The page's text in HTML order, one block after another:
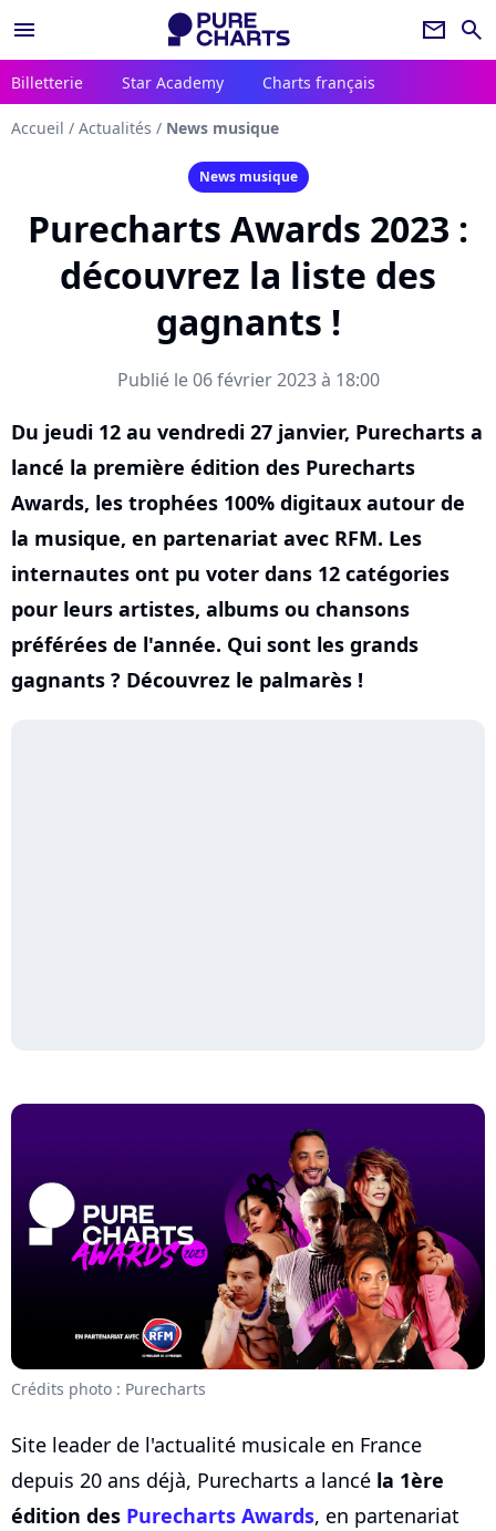
menu newsletter search
Billetterie Star Academy Charts français
Accueil / Actualités / News musique
News musique
Purecharts Awards 2023 :
découvrez la liste des
gagnants !
Publié le 06 février 2023 à 18:00
Du jeudi 12 au vendredi 27 janvier, Purecharts a
lancé la première édition des Purecharts
Awards, les trophées 100% digitaux autour de
la musique, en partenariat avec RFM. Les
internautes ont pu voter dans 12 catégories
pour leurs artistes, albums ou chansons
préférées de l'année. Qui sont les grands
gagnants ? Découvrez le palmarès !
Crédits photo : Purecharts
Site leader de l'actualité musicale en France
depuis 20 ans déjà, Purecharts a lancé la 1ère
édition des Purecharts Awards, en partenariat